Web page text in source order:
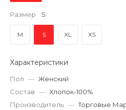
Размер S
M S XL XS
Характеристики
Пол — Женский
Состав — Хлопок-100%
Производитель — Торговые